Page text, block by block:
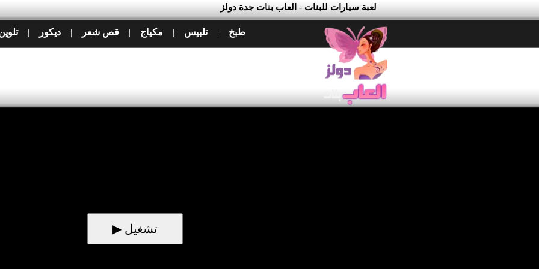
لعبة سيارات للبنات - العاب بنات جدة دولز
طبخ | تلبيس | مكياج | قص شعر | ديكور |
▶ تشغيل